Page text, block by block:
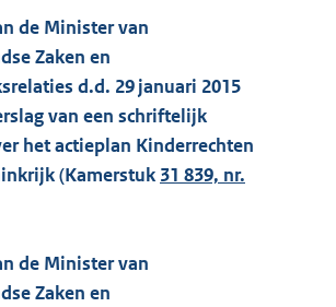
de Minister van
Zaken en
d.d. 29 januari 2015
van een schriftelijk
het actieplan Kinderrechten
(Kamerstuk 31 839, nr.
de Minister van
Zaken en